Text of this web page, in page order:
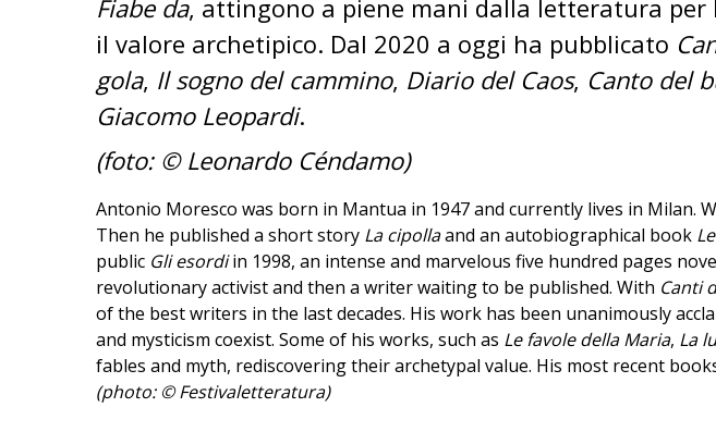
Fiabe da, attingono a piene mani dalla letteratura
il valore archetipico. Dal 2020 a oggi ha pubblicato
gola, Il sogno del cammino, Diario del Caos, Canto del
Giacomo Leopardi.
(foto: © Leonardo Céndamo)
Antonio Moresco was born in Mantua in 1947 and currently lives in Milan.
Then he published a short story La cipollaand an autobiographical book
public Gli esordiin 1998, an intense and marvelous five hundred pages
revolutionary activist and then a writer waiting to be published. With Canti
of the best writers in the last decades. His work has been unanimously
and mysticism coexist. Some of his works, such as Le favole della Maria, La
fables and myth, rediscovering their archetypal value. His most recent
(photo: © Festivaletteratura)